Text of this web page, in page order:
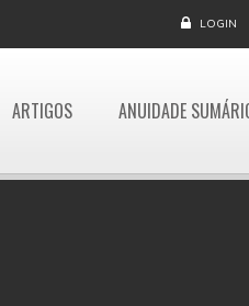
LOGIN
ARTIGOS ANUIDADE